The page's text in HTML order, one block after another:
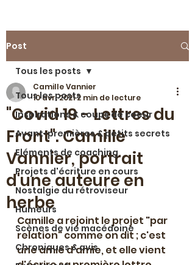
Post
Tous les posts
Inspirations & coups de coeur
Avant-premières & petits secrets
Eléments de coaching
Projets d'écriture en cours
Nostalgie du rétroviseur
Humeurs
Scènes de vie macédoine
Chroniques & avis
Tous les posts
"Covid 19 - Lettres du
Front". Camille
Vannier, portrait
d'une auteure en
herbe
Camille Vannier
10 avr. 20212 min de lecture
Camille a rejoint le projet "par
relation" comme on dit ; c'est
une amie d'amie, et elle vient